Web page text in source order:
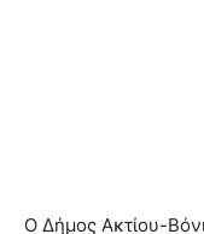
Ο Δήμος Ακτίου-